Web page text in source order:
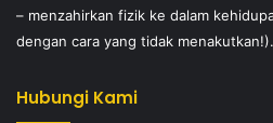
– menzahirkan fizik ke dalam
dengan cara yang tidak menakutkan!).
Hubungi Kami